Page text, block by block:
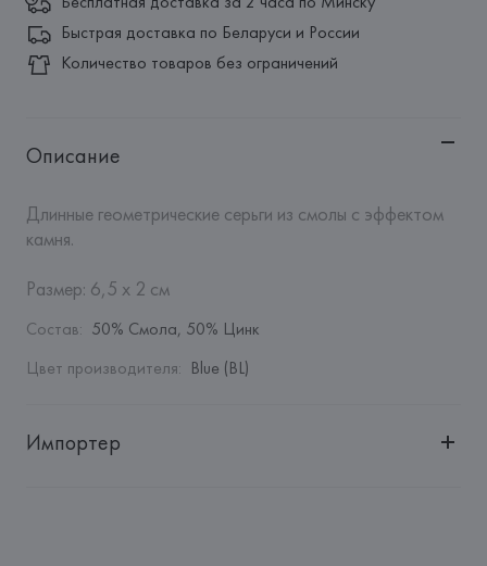
Быстрая доставка по Беларуси и России
Количество товаров без ограничений
Описание
Длинные геометрические серьги из смолы с эффектом
камня.
Размер: 6,5 x 2 см
Состав: 50% Смола, 50% Цинк
Цвет производителя: Blue (BL)
Импортер